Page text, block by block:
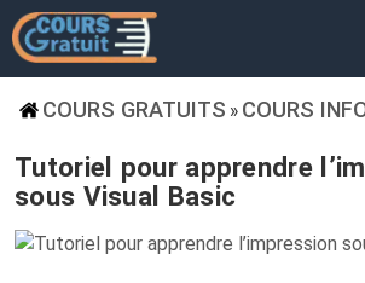
COURS GRATUITS » COURS
Tutoriel pour apprendre
sous Visual Basic